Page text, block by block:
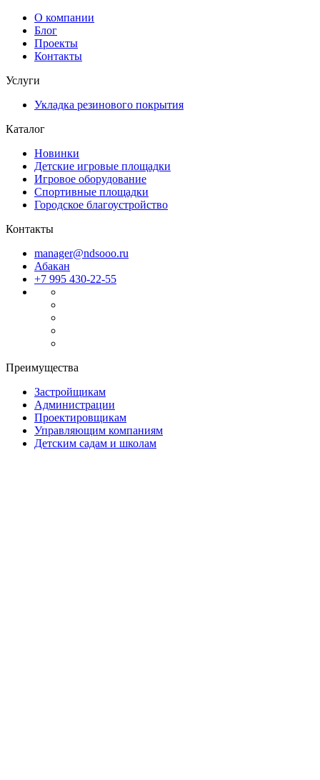
О компании
Блог
Проекты
Контакты
Услуги
Укладка резинового покрытия
Каталог
Новинки
Детские игровые площадки
Игровое оборудование
Спортивные площадки
Городское благоустройство
Контакты
manager@ndsooo.ru
Абакан
+7 995 430-22-55
Преимущества
Застройщикам
Администрации
Проектировщикам
Управляющим компаниям
Детским садам и школам